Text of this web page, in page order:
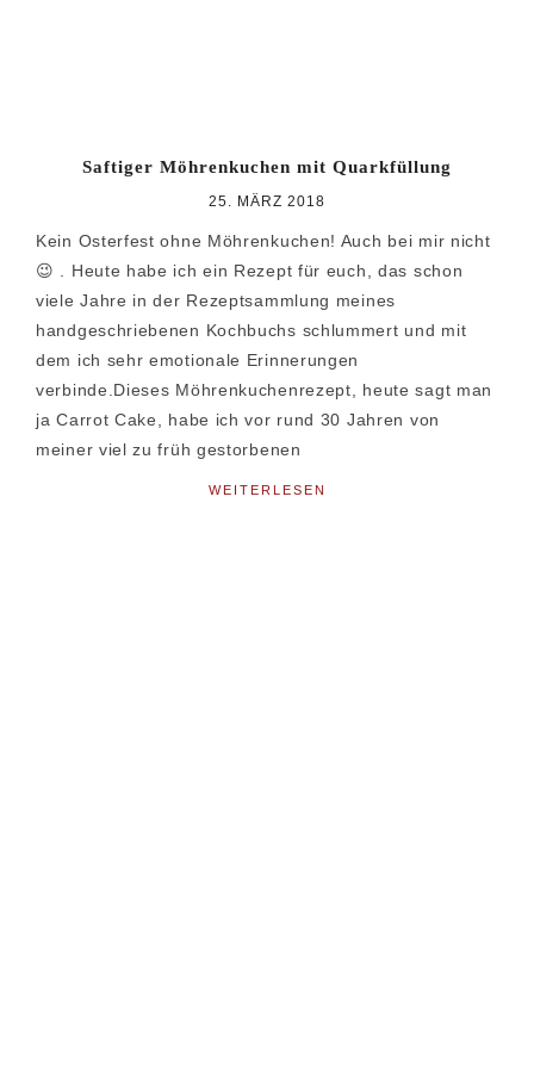
Saftiger Möhrenkuchen mit Quarkfüllung
25. MÄRZ 2018
Kein Osterfest ohne Möhrenkuchen! Auch bei mir nicht
😉 . Heute habe ich ein Rezept für euch, das schon
viele Jahre in der Rezeptsammlung meines
handgeschriebenen Kochbuchs schlummert und mit
dem ich sehr emotionale Erinnerungen
verbinde.Dieses Möhrenkuchenrezept, heute sagt man
ja Carrot Cake, habe ich vor rund 30 Jahren von
meiner viel zu früh gestorbenen
WEITERLESEN